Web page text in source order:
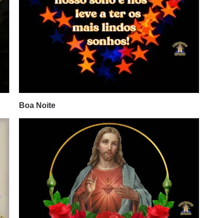
Boa Noite